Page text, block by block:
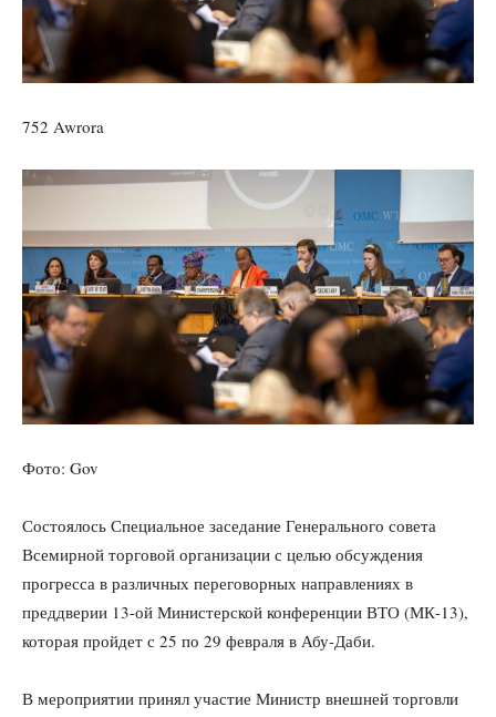
752 Awrora
Фото: Gov
Состоялось Специальное заседание Генерального совета
Всемирной торговой организации с целью обсуждения
прогресса в различных переговорных направлениях в
преддверии 13-ой Министерской конференции ВТО (МК-13),
которая пройдет с 25 по 29 февраля в Абу-Даби.
В мероприятии принял участие Министр внешней торговли